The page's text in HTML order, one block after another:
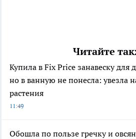
Читайте
Купила в Fix Price занавеску для
но в ванную не понесла: увезла
растения
11:49
Обошла по пользе гречку и